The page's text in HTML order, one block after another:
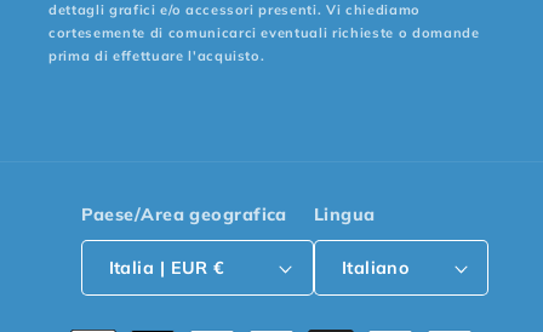
dettagli grafici e/o accessori presenti. Vi chiediamo
cortesemente di comunicarci eventuali richieste o domande
prima di effettuare l'acquisto.
Paese/Area geografica
Italia | EUR €
Lingua
Italiano